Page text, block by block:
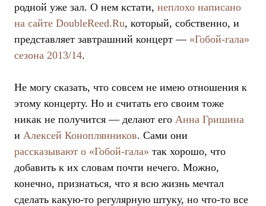
родной уже зал. О нем кстати, неплохо написано
на сайте DoubleReed.Ru, который, собственно, и
представляет завтрашний концерт — «Гобой-гала»
сезона 2013/14.
Не могу сказать, что совсем не имею отношения к
этому концерту. Но и считать его своим тоже
никак не получится — делают его Анна Гришина
и Алексей Коноплянников. Сами они
рассказывают о «Гобой-гала» так хорошо, что
добавить к их словам почти нечего. Можно,
конечно, признаться, что я всю жизнь мечтал
сделать какую-то регулярную штуку, но что-то все